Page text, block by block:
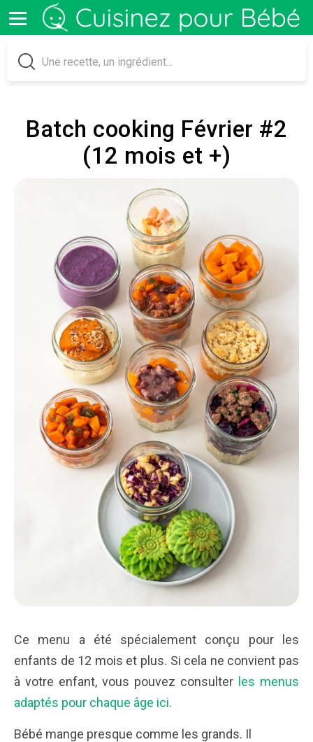
Batch cooking Février #2
(12 mois et +)
Ce menu a été spécialement conçu pour les
enfants de 12 mois et plus. Si cela ne convient pas
à votre enfant, vous pouvez consulter les menus
adaptés pour chaque âge ici.
Bébé mange presque comme les grands. Il